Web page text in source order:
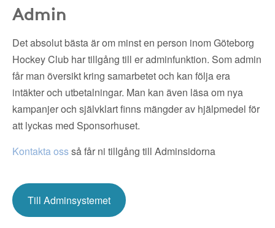
Admin
Det absolut bästa är om minst en person inom Göteborg
Hockey Club har tillgång till er adminfunktion. Som admin
får man översikt kring samarbetet och kan följa era
intäkter och utbetalningar. Man kan även läsa om nya
kampanjer och självklart finns mängder av hjälpmedel för
att lyckas med Sponsorhuset.
Kontakta ossså får ni tillgång till Adminsidorna
Till Adminsystemet